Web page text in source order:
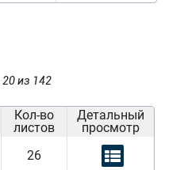
20 из 142
Кол-во
листов
Детальный
просмотр
26